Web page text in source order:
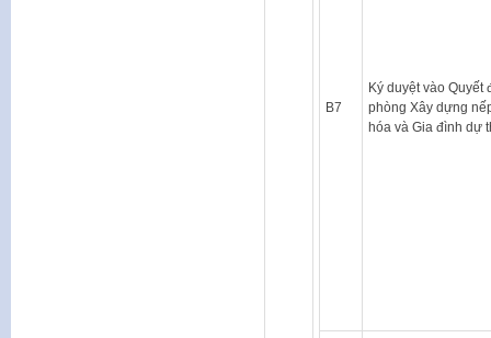
B7
Ký duyệt vào Quyết
phòng Xây dựng
hóa và Gia đình dự